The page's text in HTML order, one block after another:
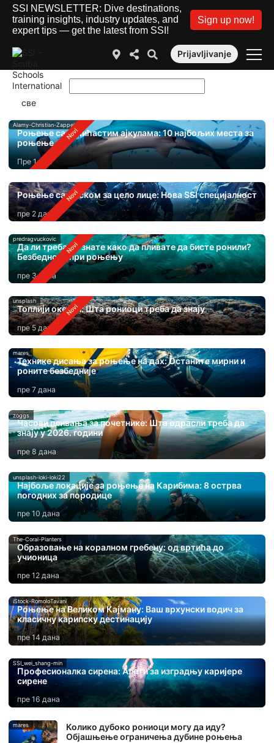
SSI NEWSLETTER: Dive destinations,
training insights, industry updates, and
expert tips — get the latest from SSI!
Sign up now!
Prijavljivanje
Alamy-Christian-Zappel
Роњење са чекићастим ајкулама: 10 најбољих места за
роњење
Пре 1 дан
Роњење са маском за цело лице: Нова SSI специјалност
пре 2 дана
predragvuckovic
Да ли треба да знате како да пливате да бисте ронили?
Безбедност при роњењу
пре 3 дана
unsplash
Топлији океани: Шта рониоци треба да знају
пре 5 дана
mares
Технике дисања за роњење на дах: Останите мирни и
роните безбедније
пре 7 дана
zoggs
Часови пливања за почетнике: Шта одрасли треба да
знају у 2026. години
пре 8 дана
unsplash-loki-loki22
Најбоље локације за роњење на Карибима: 8 острва
погодних за породице
пре 10 дана
The-Coral-Planters
Образовање на коралном гребену: од вртића до
учионица
пре 12 дана
iStock-RomoloTavani
Роњење на Великом Кајману: Ваш врхунски водич за
класичну карипску дестинацију
пре 14 дана
SSI_wei_shang-min
Професионалка сирена: Алати за изградњу каријере
сирене
пре 16 дана
mares
Колико дубоко рониоци могу да иду?
Објашњење ограничења дубине роњења